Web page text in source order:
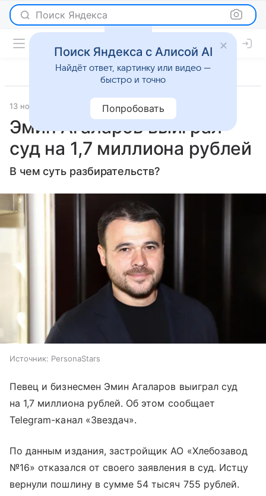
Поиск Яндекса
13 ноября 2024 Газета.Ру Светская жизнь
Эмин Агаларов выиграл
суд на 1,7 миллиона рублей
В чем суть разбирательств?
Источник: PersonaStars
Певец и бизнесмен Эмин Агаларов выиграл суд
на 1,7 миллиона рублей. Об этом сообщает
Telegram-канал «Звездач».
По данным издания, застройщик АО «Хлебозавод
№16» отказался от своего заявления в суд. Истцу
вернули пошлину в сумме 54 тысяч 755 рублей.
Поиск Яндекса с Алисой AI
Найдёт ответ, картинку или видео —
быстро и точно
Попробовать